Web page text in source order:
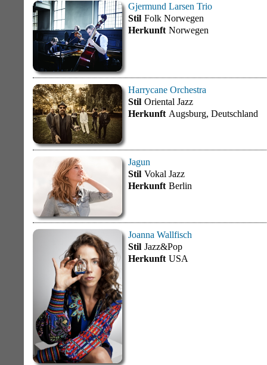
Gjermund Larsen Trio
Stil Folk Norwegen
Herkunft Norwegen
Harrycane Orchestra
Stil Oriental Jazz
Herkunft Augsburg, Deutschland
Jagun
Stil Vokal Jazz
Herkunft Berlin
Joanna Wallfisch
Stil Jazz&Pop
Herkunft USA